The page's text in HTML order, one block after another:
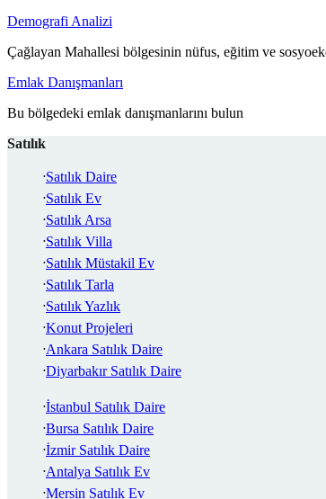
Demografi Analizi
Çağlayan Mahallesi bölgesinin nüfus, eğitim ve
Emlak Danışmanları
Bu bölgedeki emlak danışmanlarını bulun
Satılık
Satılık Daire
Satılık Ev
Satılık Arsa
Satılık Villa
Satılık Müstakil Ev
Satılık Tarla
Satılık Yazlık
Konut Projeleri
Ankara Satılık Daire
Diyarbakır Satılık Daire
İstanbul Satılık Daire
Bursa Satılık Daire
İzmir Satılık Daire
Antalya Satılık Ev
Mersin Satılık Ev